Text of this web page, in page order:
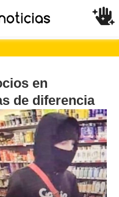
en
de diferencia